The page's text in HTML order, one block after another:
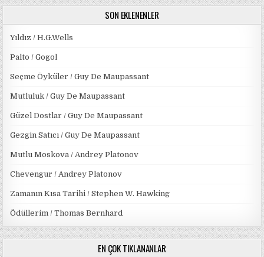
SON EKLENENLER
Yıldız / H.G.Wells
Palto / Gogol
Seçme Öyküler / Guy De Maupassant
Mutluluk / Guy De Maupassant
Güzel Dostlar / Guy De Maupassant
Gezgin Satıcı / Guy De Maupassant
Mutlu Moskova / Andrey Platonov
Chevengur / Andrey Platonov
Zamanın Kısa Tarihi / Stephen W. Hawking
Ödüllerim / Thomas Bernhard
EN ÇOK TIKLANANLAR